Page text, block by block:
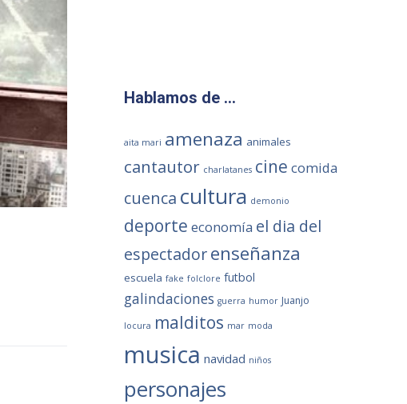
Hablamos de …
aita mari amenaza animales
cantautor charlatanes cine comida
cuenca cultura demonio
deporte economía el dia del
espectadorenseñanza
escuela fake folclore futbol
galindaciones guerra humor Juanjo
locura malditos mar moda
musica navidad niños
personajes